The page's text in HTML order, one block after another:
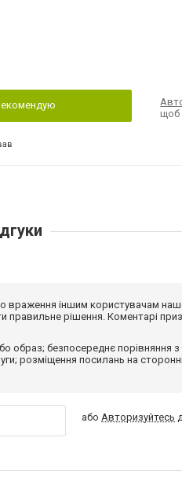
щоб
враження іншим користувачам
рішення. Коментарі
образ; безпосереднє порівняння
розміщення посилань на
абоАвторизуйтесь